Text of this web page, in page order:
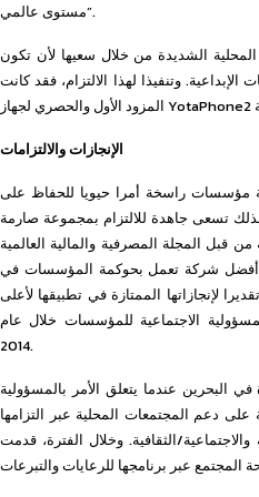
مستوى عالمي”.
الشديدة من خلال سعيها لأن تكون
وتنفيذا لهذا الالتزام، فقد كانت
الإنجازات والالتزامات
مؤسسات راسخة أمرا حيويا للحفاظ على
تسعى جاهدة للالتزام بمجموعة صارمة
قبل المجلة المصرفية والمالية العالمية
شركة تعمل بحوكمة المؤسسات في
تقديرا لإنجازاتها الممتازة في تطبيقها لأعلى
الاجتماعية للمؤسسات خلال عام
2014.
البحرين عندما يتعلق الأمر بالمسؤولية
دعم المجتمعات المحلية عبر التزامها
والاجتماعية/الثقافية. وخلال الفترة، قدمت